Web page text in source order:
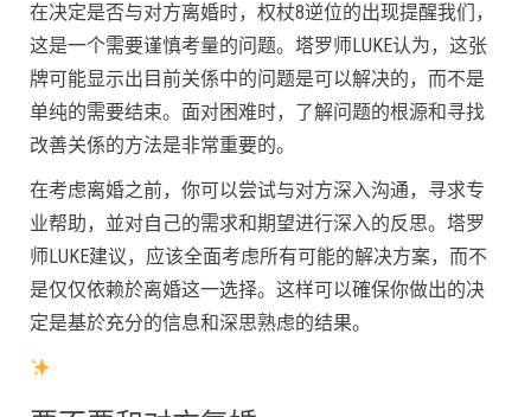
在决定是否与对方离婚时，权杖8逆位的出现提醒我们，
这是一个需要谨慎考量的问题。塔罗师LUKE认为，这张
牌可能显示出目前关係中的问题是可以解决的，而不是
单纯的需要结束。面对困难时，了解问题的根源和寻找
改善关係的方法是非常重要的。
在考虑离婚之前，你可以尝试与对方深入沟通，寻求专
业帮助，並对自己的需求和期望进行深入的反思。塔罗
师LUKE建议，应该全面考虑所有可能的解决方案，而不
是仅仅依赖於离婚这一选择。这样可以確保你做出的决
定是基於充分的信息和深思熟虑的结果。